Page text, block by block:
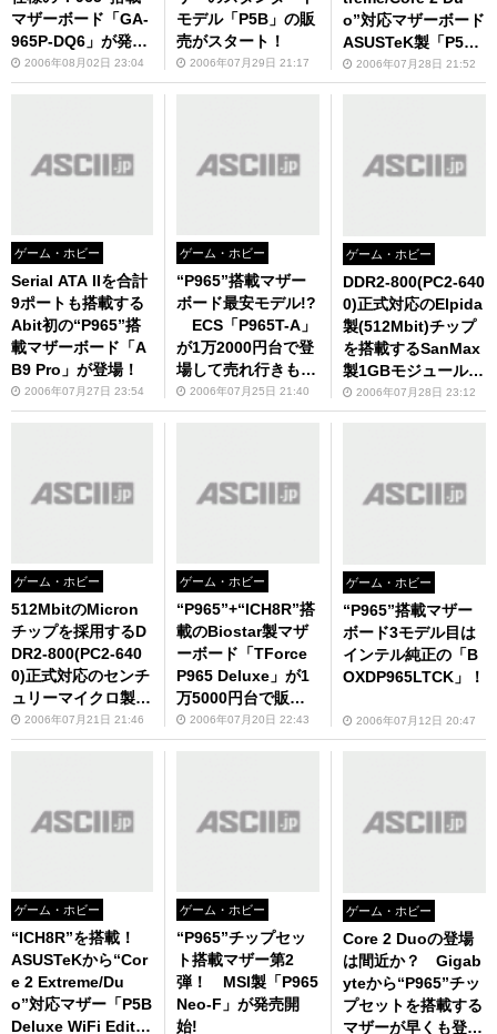
マザーボード「GA-
965P-DQ6」が発
売！2006年08月02日 23:04
モデル「P5B」の販
売がスタート！
2006年07月29日 21:17
o”対応マザーボード
ASUSTeK製「P5W
DG2 WS Professio
nal」の販売がスタ
2006年07月28日 21:52
ゲーム・ホビー
Serial ATA IIを合計
9ポートも搭載する
Abit初の“P965”搭
載マザーボード「A
B9 Pro」が登場！
2006年07月27日 23:54
ゲーム・ホビー
“P965”搭載マザー
ボード最安モデル!?
ECS「P965T-A」
が1万2000円台で登
場して売れ行きも好
調！2006年07月25日 21:40
ゲーム・ホビー
DDR2-800(PC2-640
0)正式対応のElpida
製(512Mbit)チップ
を搭載するSanMax
製1GBモジュールが
販売開始! 入荷量
は“極少量”
2006年07月28日 23:12
ゲーム・ホビー
512MbitのMicron
チップを採用するD
DR2-800(PC2-640
0)正式対応のセンチ
ュリーマイクロ製D
DR2メモリモジュー
ルが発売に！
2006年07月21日 21:46
ゲーム・ホビー
“P965”+“ICH8R”搭
載のBiostar製マザ
ーボード「TForce
P965 Deluxe」が1
万5000円台で販売
スタート！
2006年07月20日 22:43
ゲーム・ホビー
“P965”搭載マザー
ボード3モデル目は
インテル純正の「B
OXDP965LTCK」！
2006年07月12日 20:47
ゲーム・ホビー
“ICH8R”を搭載！
ASUSTeKから“Cor
e 2 Extreme/Du
o”対応マザー「P5B
Deluxe WiFi Editio
ゲーム・ホビー
“P965”チップセッ
ト搭載マザー第2
弾！ MSI製「P965
Neo-F」が発売開
始!
ゲーム・ホビー
Core 2 Duoの登場
は間近か？ Gigab
yteから“P965”チッ
プセットを搭載する
マザーが早くも登